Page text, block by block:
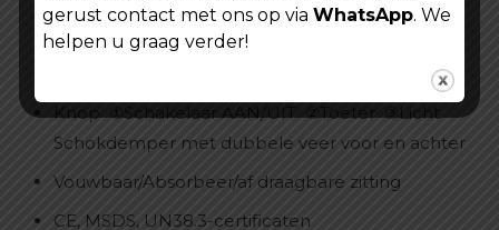
Licht ①Koplampen ②Linker en rechter
richtingaanwijzers ③Achterlicht op het
Schokdemper met dubbele veer voor en achter
Vouwbaar/Absorbeer/af draagbare zitting
CE, MSDS, UN38.3-certificaten
gerust contact met ons op via WhatsApp. We
helpen u graag verder!